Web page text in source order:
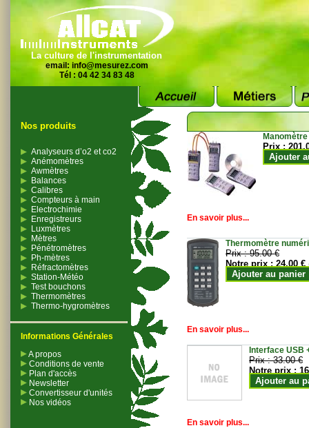
La culture de l'instrumentation
email: info@mesurez.com
Tél : 04 42 34 83 48
Nos produits
Analyseurs d’o2 et co2
Anémomètres
Awmètres
Balances
Calibres
Compteurs à main
Electrochimie
Enregistreurs
Luxmètres
Mètres
Pénétromètres
Ph-mètres
Réfractomètres
Station-Météo
Test bouchons
Thermomètres
Thermo-hygromètres
Informations Générales
A propos
Conditions de vente
Plan d'accès
Newsletter
Convertisseur d'unités
Nos vidéos
Prix :
Ajouter
En savoir plus...
Thermomètre
Prix :95.00 €
Notre prix :24.00 €
Ajouter au panier
En savoir plus...
Interface USB
Prix :33.00 €
Notre prix :
Ajouter au
En savoir plus...